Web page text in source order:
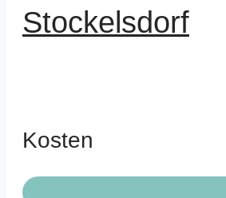
Stockelsdorf
Kosten